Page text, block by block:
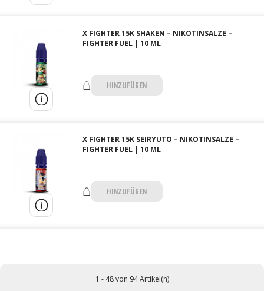
X FIGHTER 15K SHAKEN – NIKOTINSALZE –
FIGHTER FUEL | 10 ML
HINZUFÜGEN
X FIGHTER 15K SEIRYUTO – NIKOTINSALZE –
FIGHTER FUEL | 10 ML
HINZUFÜGEN
1 - 48 von 94 Artikel(n)